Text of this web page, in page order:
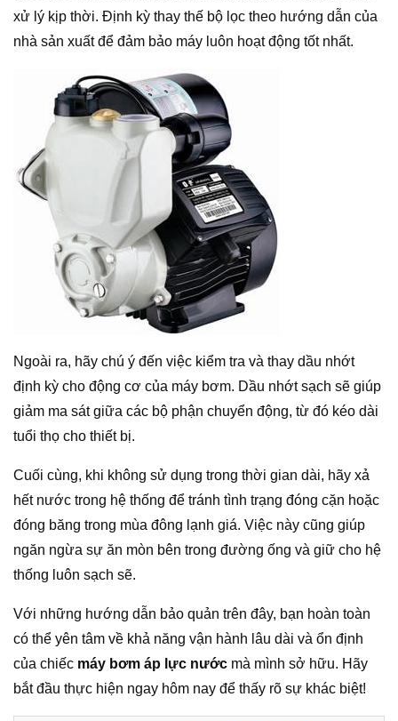
xử lý kịp thời. Định kỳ thay thế bộ lọc theo hướng dẫn của
nhà sản xuất để đảm bảo máy luôn hoạt động tốt nhất.
Ngoài ra, hãy chú ý đến việc kiểm tra và thay dầu nhớt
định kỳ cho động cơ của máy bơm. Dầu nhớt sạch sẽ giúp
giảm ma sát giữa các bộ phận chuyển động, từ đó kéo dài
tuổi thọ cho thiết bị.
Cuối cùng, khi không sử dụng trong thời gian dài, hãy xả
hết nước trong hệ thống để tránh tình trạng đóng cặn hoặc
đóng băng trong mùa đông lạnh giá. Việc này cũng giúp
ngăn ngừa sự ăn mòn bên trong đường ống và giữ cho hệ
thống luôn sạch sẽ.
Với những hướng dẫn bảo quản trên đây, bạn hoàn toàn
có thể yên tâm về khả năng vận hành lâu dài và ổn định
của chiếc máy bơm áp lực nước mà mình sở hữu. Hãy
bắt đầu thực hiện ngay hôm nay để thấy rõ sự khác biệt!